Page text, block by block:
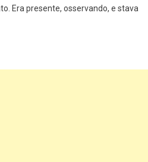
Era presente, osservando, e stava